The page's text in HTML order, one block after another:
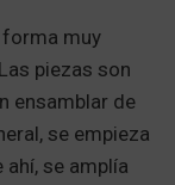
muy
piezas son
ensamblar de
se empieza
se amplía